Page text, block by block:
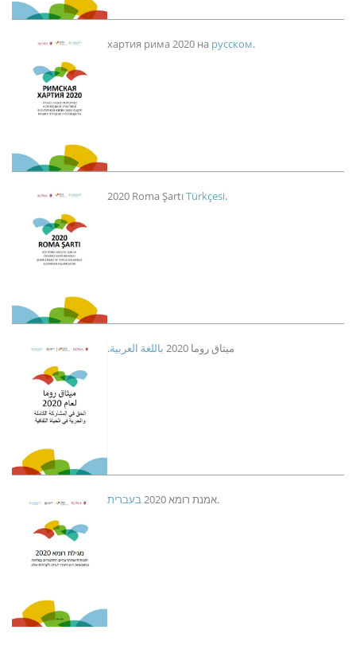
Image хартия рима 2020 на русском.
Image 2020 Roma Şartı Türkçesi.
Image .ميثاق روما 2020 باللغة العربية
Image אמנת רומא 2020 בעברית .